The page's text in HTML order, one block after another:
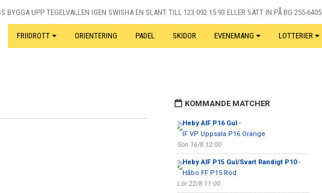
BYGGA UPP TEGELVALLEN IGEN SWISHA EN SLANT TILL 123 092 15 93 ELLER SÄTT IN PÅ BG 255-6405
FRIIDROTT ORIENTERING PADEL SKIDOR EVENEMANG LOTTERIER
KOMMANDE MATCHER
Heby AIF P16 Gul-
IF VP Uppsala P16 Orange
Sön 16/8 12:00
Heby AIF P15 Gul/Svart Randigt P10-
Håbo FF P15 Röd
Lör 22/8 11:00